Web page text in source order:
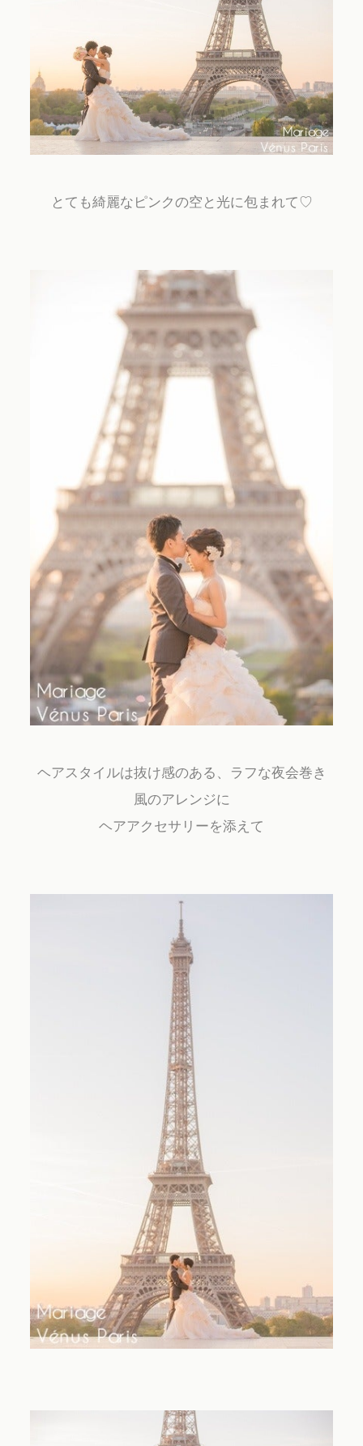
とても綺麗なピンクの空と光に包まれて♡
ヘアスタイルは抜け感のある、ラフな夜会巻き
風のアレンジに
ヘアアクセサリーを添えて